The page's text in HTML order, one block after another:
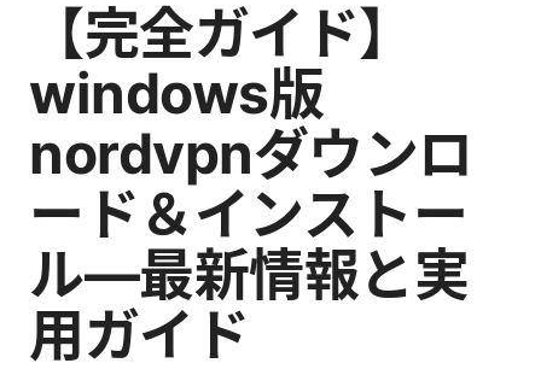
【完全ガイド】
windows版
nordvpnダウンロ
ード＆インストー
ル—最新情報と実
用ガイド